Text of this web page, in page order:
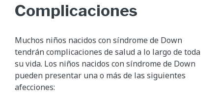
Complicaciones
Muchos niños nacidos con síndrome de Down
tendrán complicaciones de salud a lo largo de toda
su vida. Los niños nacidos con síndrome de Down
pueden presentar una o más de las siguientes
afecciones: